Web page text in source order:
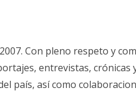
Con pleno respeto y
entrevistas, crónicas
país, así como